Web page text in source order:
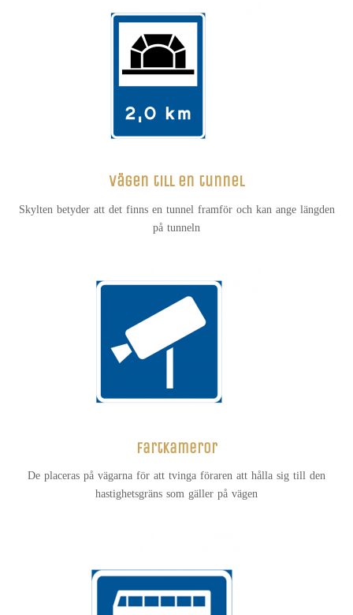
Vägen till en tunnel
Skylten betyder att det finns en tunnel framför och kan ange längden
på tunneln
Fartkameror
De placeras på vägarna för att tvinga föraren att hålla sig till den
hastighetsgräns som gäller på vägen